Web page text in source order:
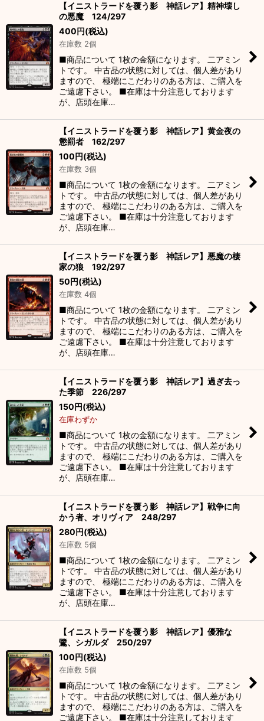
【イニストラードを覆う影 神話レア】精神壊し
の悪魔 124/297
400円(税込)
在庫数 2個
■商品について 1枚の金額になります。 二アミン
トです。 中古品の状態に対しては、個人差があり
ますので、 極端にこだわりのある方は、ご購入を
ご遠慮下さい。 ■在庫は十分注意しております
が、店頭在庫…
【イニストラードを覆う影 神話レア】黄金夜の
懲罰者 162/297
100円(税込)
在庫数 3個
■商品について 1枚の金額になります。 二アミン
トです。 中古品の状態に対しては、個人差があり
ますので、 極端にこだわりのある方は、ご購入を
ご遠慮下さい。 ■在庫は十分注意しております
が、店頭在庫…
【イニストラードを覆う影 神話レア】悪魔の棲
家の狼 192/297
50円(税込)
在庫数 4個
■商品について 1枚の金額になります。 二アミン
トです。 中古品の状態に対しては、個人差があり
ますので、 極端にこだわりのある方は、ご購入を
ご遠慮下さい。 ■在庫は十分注意しております
が、店頭在庫…
【イニストラードを覆う影 神話レア】過ぎ去っ
た季節 226/297
150円(税込)
在庫わずか
■商品について 1枚の金額になります。 二アミン
トです。 中古品の状態に対しては、個人差があり
ますので、 極端にこだわりのある方は、ご購入を
ご遠慮下さい。 ■在庫は十分注意しております
が、店頭在庫…
【イニストラードを覆う影 神話レア】戦争に向
かう者、オリヴィア 248/297
280円(税込)
在庫数 5個
■商品について 1枚の金額になります。 二アミン
トです。 中古品の状態に対しては、個人差があり
ますので、 極端にこだわりのある方は、ご購入を
ご遠慮下さい。 ■在庫は十分注意しております
が、店頭在庫…
【イニストラードを覆う影 神話レア】優雅な
鷺、シガルダ 250/297
100円(税込)
在庫数 5個
■商品について 1枚の金額になります。 二アミン
トです。 中古品の状態に対しては、個人差があり
ますので、 極端にこだわりのある方は、ご購入を
ご遠慮下さい。 ■在庫は十分注意しております